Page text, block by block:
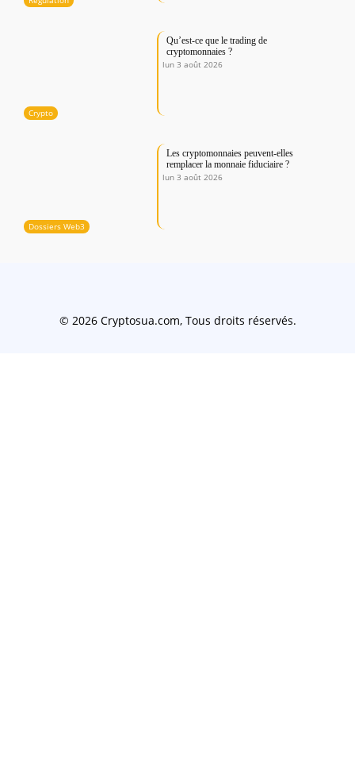
Crypto
Qu’est-ce que le trading de
cryptomonnaies ?
lun 3 août 2026
Dossiers Web3
Les cryptomonnaies peuvent-elles
remplacer la monnaie fiduciaire ?
lun 3 août 2026
© 2026 Cryptosua.com, Tous droits réservés.